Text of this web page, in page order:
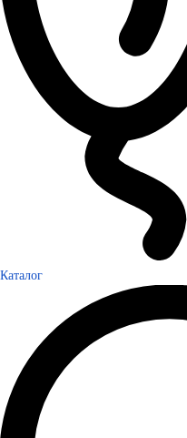
Каталог